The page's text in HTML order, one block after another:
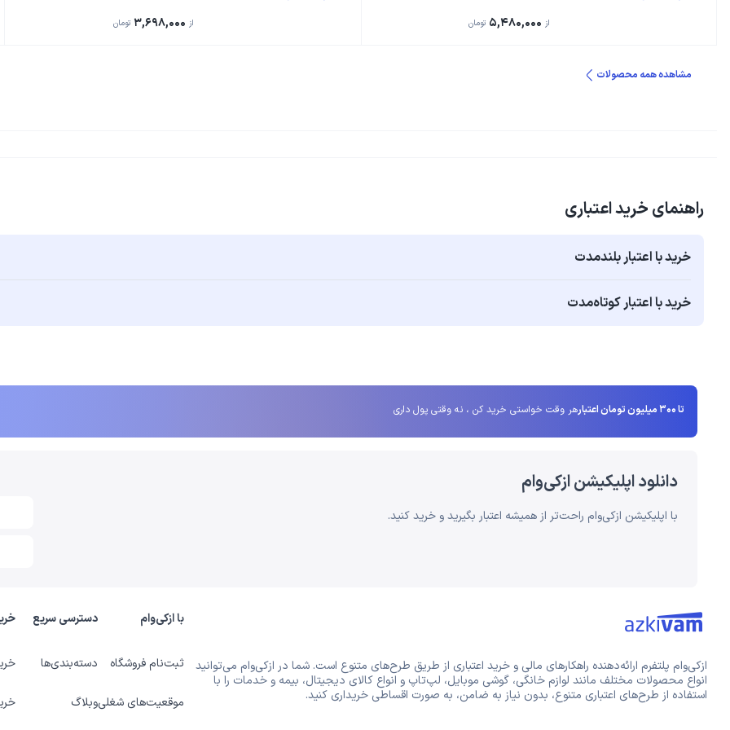
از 5,480,000 تومان از 3,698,000 تومان
مشاهده همه محصولات
راهنمای خرید اعتباری
خرید با اعتبار بلند‌مدت
خرید با اعتبار کوتاه‌مدت
تا 300 میلیون تومان اعتبار هر وقت خواستی خرید کن ، نه وقتی پول داری
دانلود اپلیکیشن ازکی‌وام
با اپلیکیشن ازکی‌وام راحت‌تر از همیشه اعتبار بگیرید و خرید کنید.
ازکی‌وام پلتفرم ارائه‌دهنده راهکارهای مالی و خرید اعتباری از طریق طرح‌های متنوع است. شما در ازکی‌وام می‌توانید
انواع محصولات مختلف مانند لوازم خانگی، گوشی موبایل، لپ‌تاپ و انواع کالای دیجیتال، بیمه و خدمات را با
استفاده از طرح‌های اعتباری متنوع، بدون نیاز به ضامن، به صورت اقساطی خریداری کنید.
با ازکی‌وام
ثبت‌نام فروشگاه
موقعیت‌های شغلی
دسترسی سریع
دسته‌بندی‌ها
وبلاگ